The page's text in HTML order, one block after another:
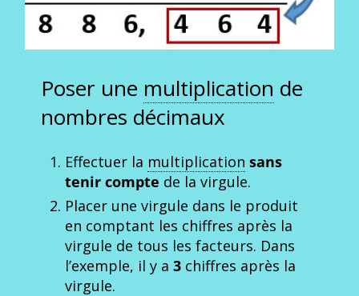
Poser une multiplication de
nombres décimaux
Effectuer la multiplication sans
tenir compte de la virgule.
Placer une virgule dans le produit
en comptant les chiffres après la
virgule de tous les facteurs. Dans
l’exemple, il y a3 chiffres après la
virgule.